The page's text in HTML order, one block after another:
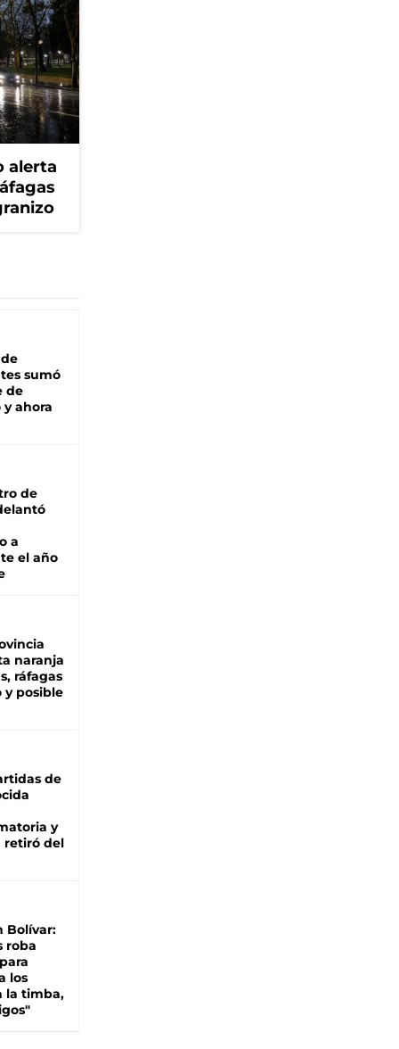
alerta
sumó
de
y ahora
de
a
el año
naranja
ráfagas
y posible
de
y
retiró del
Bolívar:
roba
los
la timba,